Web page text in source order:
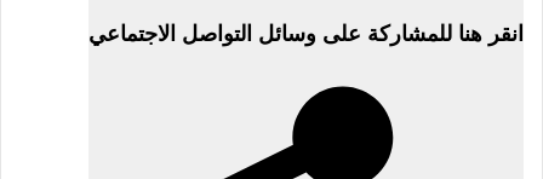
بتاريخ
انقر هنا للمشاركة على وسائل التواصل الاجتماعي